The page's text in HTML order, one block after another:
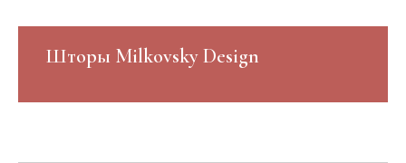
Шторы Milkovsky Design